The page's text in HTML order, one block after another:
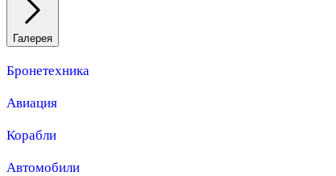
Галерея
Бронетехника
Авиация
Корабли
Автомобили